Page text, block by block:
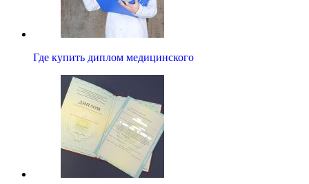
Где купить диплом медицинского